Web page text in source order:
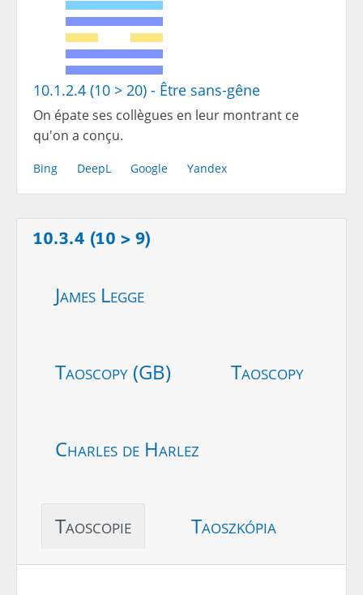
10.1.2.4 (10 > 20) - Être sans-gêne
On épate ses collègues en leur montrant ce
qu'on a conçu.
Bing DeepL Google Yandex
10.3.4 (10 > 9)
James Legge
Taoscopy (GB) Taoscopy
Charles de Harlez
Taoscopie Taoszkópia